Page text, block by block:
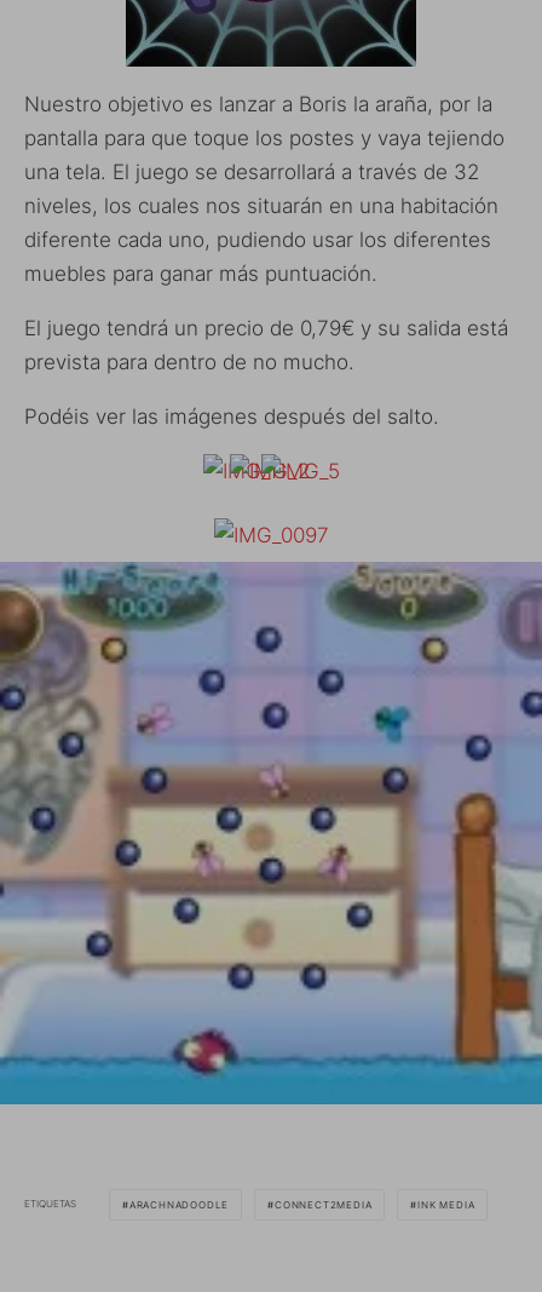
Nuestro objetivo es lanzar a Boris la araña, por la
pantalla para que toque los postes y vaya tejiendo
una tela. El juego se desarrollará a través de 32
niveles, los cuales nos situarán en una habitación
diferente cada uno, pudiendo usar los diferentes
muebles para ganar más puntuación.
El juego tendrá un precio de 0,79€ y su salida está
prevista para dentro de no mucho.
Podéis ver las imágenes después del salto.
ETIQUETAS ARACHNADOODLE CONNECT2MEDIA INK MEDIA